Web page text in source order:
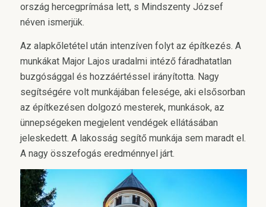
ország hercegprímása lett, s Mindszenty József
néven ismerjük.
Az alapkőletétel után intenzíven folyt az építkezés. A
munkákat Major Lajos uradalmi intéző fáradhatatlan
buzgósággal és hozzáértéssel irányította. Nagy
segítségére volt munkájában felesége, aki elsősorban
az építkezésen dolgozó mesterek, munkások, az
ünnepségeken megjelent vendégek ellátásában
jeleskedett. A lakosság segítő munkája sem maradt el.
A nagy összefogás eredménnyel járt.